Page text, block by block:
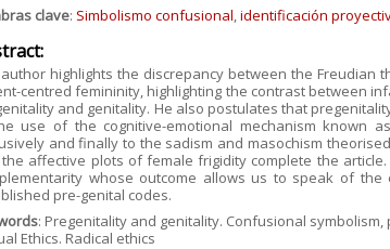
clave: Simbolismo confusional,identificación
highlights the discrepancy between the
centred femininity, highlighting the contrast between
and genitality. He also postulates that
use of the cognitive-emotional mechanism known
and finally to the sadism and masochism
affective plots of female frigidity complete the
whose outcome allows us to speak of
pre-genital codes.
: Pregenitality and genitality. Confusional
Ethics. Radical ethics